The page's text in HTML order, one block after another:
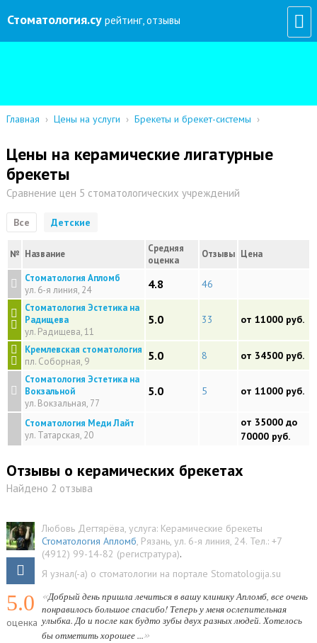
Стоматология.су рейтинг, отзывы
Главная › Цены на услуги › Брекеты и брекет-системы ›
Цены на керамические лигатурные
брекеты
Сравнение цен 5 стоматологических учреждений
Все Детские
№ Название
Средняя
оценка
Отзывы Цена
Стоматология Апломб
ул. 6-я линия, 24
4.8 46
Стоматология Эстетика на
Радищева
ул. Радищева, 11
5.0 33 от 11000 руб.
Кремлевская стоматология
пл. Соборная, 9
5.0 8 от 34500 руб.
Стоматология Эстетика на
Вокзальной
ул. Вокзальная, 77
5.0 5 от 11000 руб.
Стоматология Меди Лайт
ул. Татарская, 20
от 35000 до
70000 руб.
Отзывы о керамических брекетах
Найдено 2 отзыва
5.0
оценка
Любовь Дегтярёва, услуга: Керамические брекеты
Стоматология Апломб, Рязань, ул. 6-я линия, 24. Тел.: +7
(4912) 99-14-82 (регистратура).
Я узнал(-а) о стоматологии на портале Stomatologija.su
«Добрый день пришла лечиться в вашу клинику Апломб, все очень
понравилось большое спасибо! Теперь у меня ослепительная
улыбка. До и после как будто зубы двух разных людей. Хотелось
бы отметить хорошее ...»